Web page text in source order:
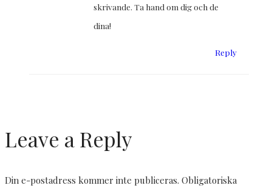
skrivande. Ta hand om dig och de
dina!
Reply
Leave a Reply
Din e-postadress kommer inte publiceras. Obligatoriska